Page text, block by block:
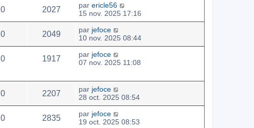
0 2027 par ericle56
15 nov. 2025 17:16
0 2049 par jefoce
10 nov. 2025 08:44
0 1917 par jefoce
07 nov. 2025 11:08
0 2207 par jefoce
28 oct. 2025 08:54
0 2835 par jefoce
19 oct. 2025 08:53